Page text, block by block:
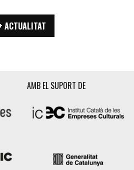
ACTUALITAT
AMB EL SUPORT DE